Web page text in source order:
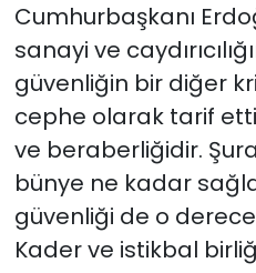
Cumhurbaşkanı
sanayi ve
güvenliğin bir diğer
cephe olarak tarif
ve beraberliğidir.
bünye ne kadar
güvenliği de o
Kader ve istikbal